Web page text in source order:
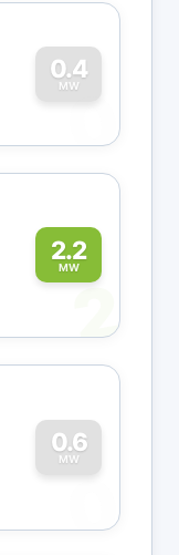
0.4
MW
0
2.2
MW
2
0.6
MW
0